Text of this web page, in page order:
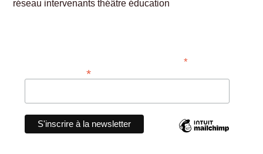
réseau intervenants théâtre éducation
*
*